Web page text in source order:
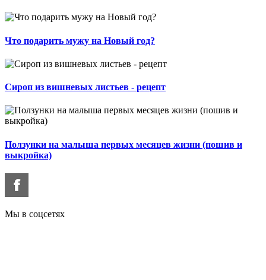
Что подарить мужу на Новый год?
Сироп из вишневых листьев - рецепт
Ползунки на малыша первых месяцев жизни (пошив и
выкройка)
Мы в соцсетях